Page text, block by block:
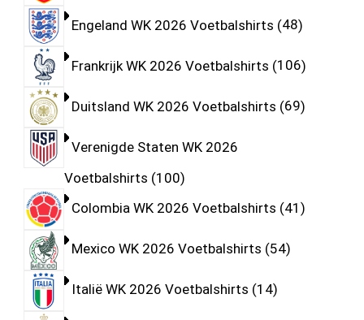
Engeland WK 2026 Voetbalshirts 48
Frankrijk WK 2026 Voetbalshirts 106
Duitsland WK 2026 Voetbalshirts 69
Verenigde Staten WK 2026
Voetbalshirts 100
Colombia WK 2026 Voetbalshirts 41
Mexico WK 2026 Voetbalshirts 54
Italië WK 2026 Voetbalshirts 14